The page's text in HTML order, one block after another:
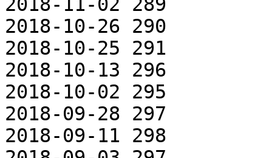
2018-11-02 289
2018-10-26 290
2018-10-25 291
2018-10-13 296
2018-10-02 295
2018-09-28 297
2018-09-11 298